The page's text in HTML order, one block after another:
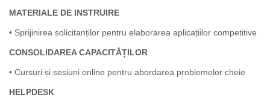
MATERIALE DE INSTRUIRE
• Sprijinirea solicitanților pentru elaborarea aplicațiilor competitive
CONSOLIDAREA CAPACITĂȚILOR
• Cursuri și sesiuni online pentru abordarea problemelor cheie
HELPDESK